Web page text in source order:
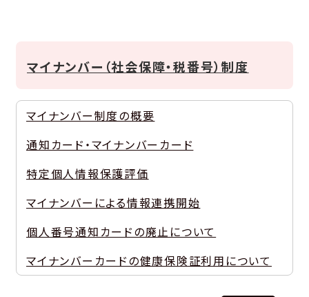
マイナンバー（社会保障・税番号）制度
マイナンバー制度の概要
通知カード・マイナンバーカード
特定個人情報保護評価
マイナンバーによる情報連携開始
個人番号通知カードの廃止について
マイナンバーカードの健康保険証利用について